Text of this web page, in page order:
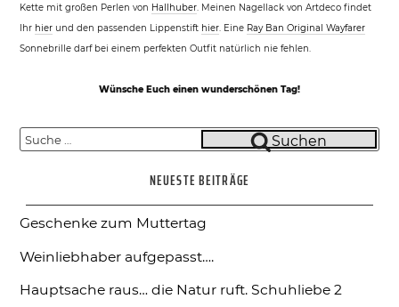
Kette mit großen Perlen von Hallhuber. Meinen Nagellack von Artdeco findet
Ihr hier und den passenden Lippenstift hier. Eine Ray Ban Original Wayfarer
Sonnebrille darf bei einem perfekten Outfit natürlich nie fehlen.
Wünsche Euch einen wunderschönen Tag!
Suche
Suchen
NEUESTE BEITRÄGE
Geschenke zum Muttertag
Weinliebhaber aufgepasst….
Hauptsache raus… die Natur ruft. Schuhliebe 2